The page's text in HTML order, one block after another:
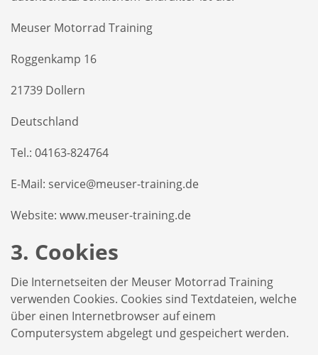
Meuser Motorrad Training
Roggenkamp 16
21739 Dollern
Deutschland
Tel.: 04163-824764
E-Mail: service@meuser-training.de
Website: www.meuser-training.de
3. Cookies
Die Internetseiten der Meuser Motorrad Training
verwenden Cookies. Cookies sind Textdateien, welche
über einen Internetbrowser auf einem
Computersystem abgelegt und gespeichert werden.